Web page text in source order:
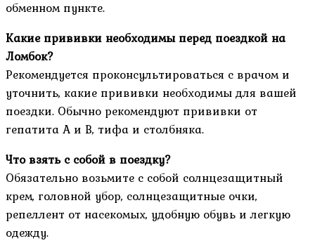
обменном пункте.
Какие прививки необходимы перед поездкой на
Ломбок?
Рекомендуется проконсультироваться с врачом и
уточнить, какие прививки необходимы для вашей
поездки. Обычно рекомендуют прививки от
гепатита A и B, тифа и столбняка.
Что взять с собой в поездку?
Обязательно возьмите с собой солнцезащитный
крем, головной убор, солнцезащитные очки,
репеллент от насекомых, удобную обувь и легкую
одежду.